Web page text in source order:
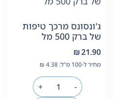
ג'ונסונס מרכך טיפות
של ברק 500 מל
₪21.90
מחיר ל-100 מ"ל: ₪ 4.38
-
+